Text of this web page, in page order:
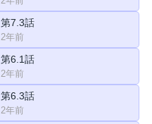
第7.3話
2年前
第6.1話
2年前
第6.3話
2年前